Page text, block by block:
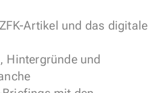
Artikel und das digitale
Hintergründe und